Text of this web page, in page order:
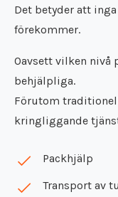
Det betyder att
förekommer.
Oavsett vilken nivå
behjälpliga.
Förutom
kringliggande
Packhjälp
Transport av